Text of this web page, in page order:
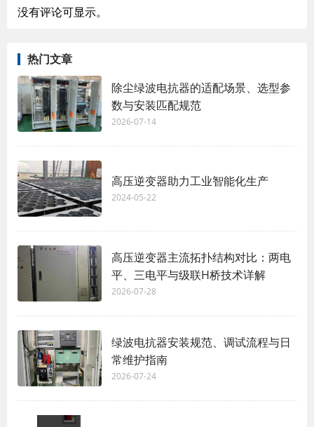
没有评论可显示。
热门文章
除尘绿波电抗器的适配场景、选型参
数与安装匹配规范
2026-07-14
高压逆变器助力工业智能化生产
2024-05-22
高压逆变器主流拓扑结构对比：两电
平、三电平与级联H桥技术详解
2026-07-28
绿波电抗器安装规范、调试流程与日
常维护指南
2026-07-24